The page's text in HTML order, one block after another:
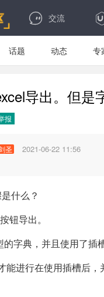
交流
话题 动态 专
导出。但
报
圣
2021-06-22 11:56
什么？
钮导出。
字典，并且使用了插
能进行在使用插槽后